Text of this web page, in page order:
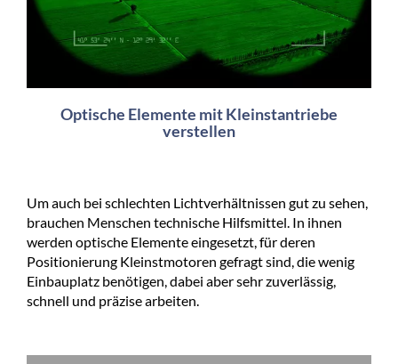
Optische Elemente mit Kleinstantriebe
verstellen
Um auch bei schlechten Lichtverhältnissen gut zu sehen,
brauchen Menschen technische Hilfsmittel. In ihnen
werden optische Elemente eingesetzt, für deren
Positionierung Kleinstmotoren gefragt sind, die wenig
Einbauplatz benötigen, dabei aber sehr zuverlässig,
schnell und präzise arbeiten.